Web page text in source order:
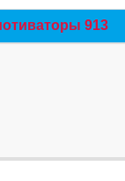
913